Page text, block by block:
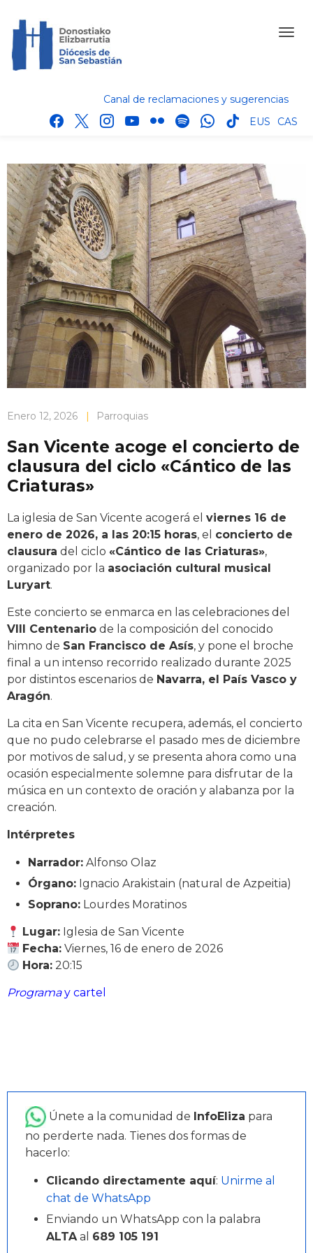
Canal de reclamaciones y sugerencias
facebook
x instagram
youtube
flickr spotifywhatsapp
tik
EUS CAS
Enero 12, 2026 | Parroquias
San Vicente acoge el concierto de
clausura del ciclo «Cántico de las
Criaturas»
La iglesia de San Vicente acogerá el viernes 16 de
enero de 2026, a las 20:15 horas, el concierto de
clausura del ciclo «Cántico de las Criaturas»,
organizado por la asociación cultural musical
Luryart.
Este concierto se enmarca en las celebraciones del
VIII Centenario de la composición del conocido
himno de San Francisco de Asís, y pone el broche
final a un intenso recorrido realizado durante 2025
por distintos escenarios de Navarra, el País Vasco y
Aragón.
La cita en San Vicente recupera, además, el concierto
que no pudo celebrarse el pasado mes de diciembre
por motivos de salud, y se presenta ahora como una
ocasión especialmente solemne para disfrutar de la
música en un contexto de oración y alabanza por la
creación.
Intérpretes
Narrador: Alfonso Olaz
Órgano: Ignacio Arakistain (natural de Azpeitia)
Soprano: Lourdes Moratinos
Lugar: Iglesia de San Vicente
Fecha: Viernes, 16 de enero de 2026
Hora: 20:15
Programay cartel
Únete a la comunidad de InfoEliza para
no perderte nada. Tienes dos formas de
hacerlo:
Clicando directamente aquí: Unirme al
chat de WhatsApp
Enviando un WhatsApp con la palabra
ALTAal 689 105 191